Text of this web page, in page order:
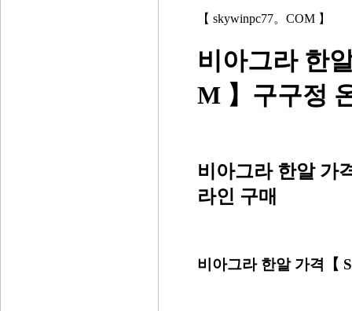
【 skywinpc77。COM 】
비아그라 한
M 】구구정
비아그라 한알 가
라인 구매
비아그라 한알 가격【